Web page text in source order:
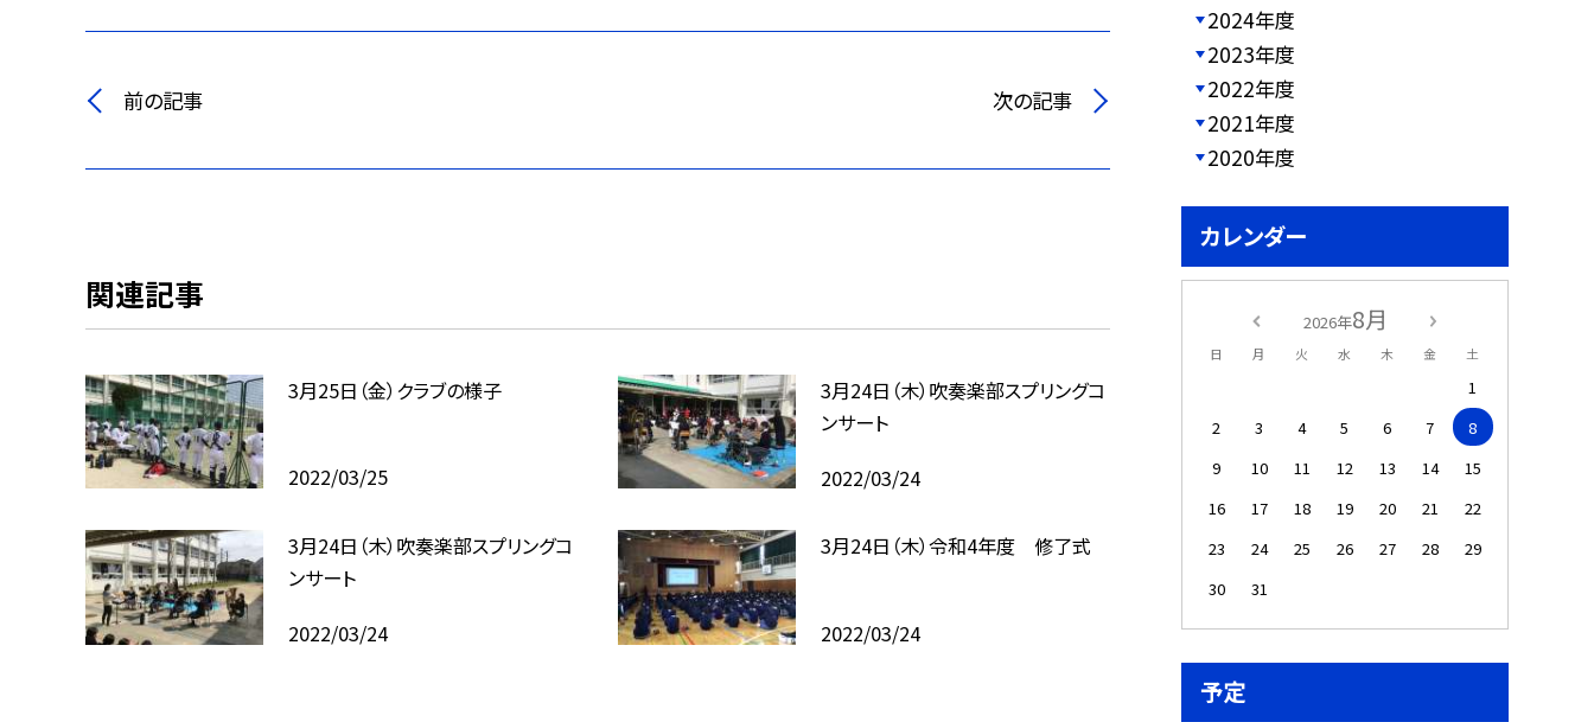
前の記事 次の記事
関連記事
3月25日（金）クラブの様子
2022/03/25
3月24日（木）吹奏楽部スプリングコ
ンサート
2022/03/24
3月24日（木）吹奏楽部スプリングコ
ンサート
2022/03/24
3月24日（木）令和4年度 修了式
2022/03/24
2024年度
2023年度
2022年度
2021年度
2020年度
カレンダー
2026年8月
日 月 火 水 木 金 土
1
2
3 4 5 6 7
8
9
10 11 12 13 14
15
16
17 18 19 20 21
22
23
24 25 26 27 28
29
30
31
予定